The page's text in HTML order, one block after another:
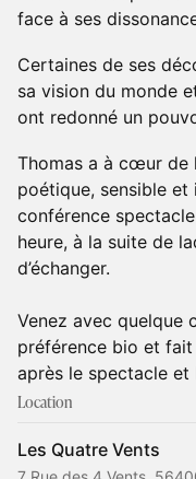
face à ses
Certaines de ses
sa vision du monde
ont redonné un
Thomas a à cœur de
poétique, sensible
conférence
heure, à la suite de
d’échanger.
Venez avec quelque
préférence bio et
après le spectacle et
Location
Les Quatre Vents